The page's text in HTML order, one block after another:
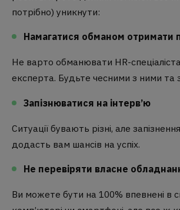
потрібно) уникнути:
Намагатися обманом отримати
Не варто обманювати HR-
експерта. Будьте чесними з ними та
Запізнюватися на інтерв’ю
Ситуації бувають різні, але
додасть вам шансів на успіх.
Не перевіряти власне
Ви можете бути на 100% впевнені в